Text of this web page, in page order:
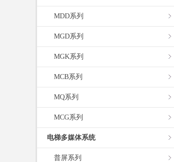
MDD系列
MGD系列
MGK系列
MCB系列
MQ系列
MCG系列
电梯多媒体系统
普屏系列